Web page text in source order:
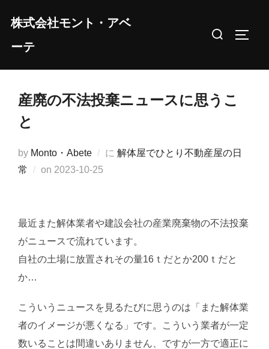
株式会社モント・アベ
ーテ
検
産廃の不法投棄ニュースに思うこ
と
by Monto・Abete に 解体屋でひとり不動産屋の日
常
on 投
2023-10-25
最近また解体業者や建設会社の産業廃棄物の不法投棄
がニュースで流れています。
自社の土場に放置されその量16ｔだとか200ｔだと
か…
こういうニュースを見るたびに思うのは「また解体業
者のイメージが悪くなる」です。こういう業者が一定
数いることは間違いありません、ですが一方で適正に